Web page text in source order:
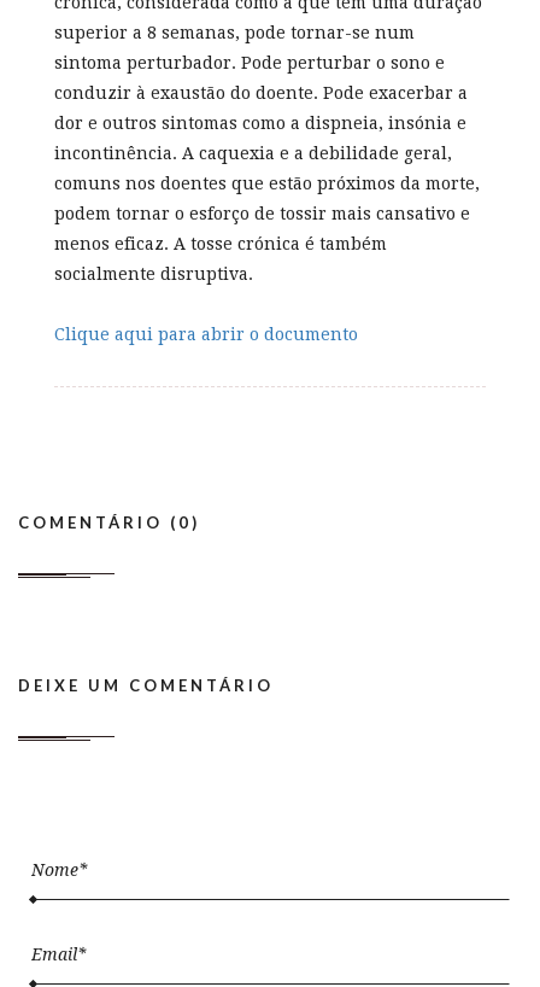
superior a 8 semanas, pode tornar-se num
sintoma perturbador. Pode perturbar o sono e
conduzir à exaustão do doente. Pode exacerbar a
dor e outros sintomas como a dispneia, insónia e
incontinência. A caquexia e a debilidade geral,
comuns nos doentes que estão próximos da morte,
podem tornar o esforço de tossir mais cansativo e
menos eficaz. A tosse crónica é também
socialmente disruptiva.
Clique aqui para abrir o documento
COMENTÁRIO (0)
DEIXE UM COMENTÁRIO